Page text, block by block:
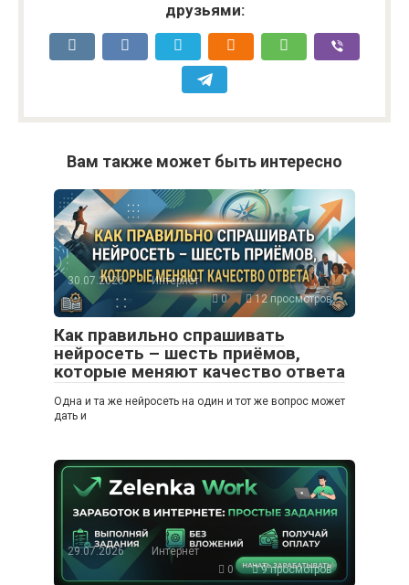
друзьями:
Вам также может быть интересно
30.07.2026
Интернет
0
12 просмотров
Как правильно спрашивать
нейросеть – шесть приёмов,
которые меняют качество ответа
Одна и та же нейросеть на один и тот же вопрос может
дать и
29.07.2026
Интернет
0
9 просмотров